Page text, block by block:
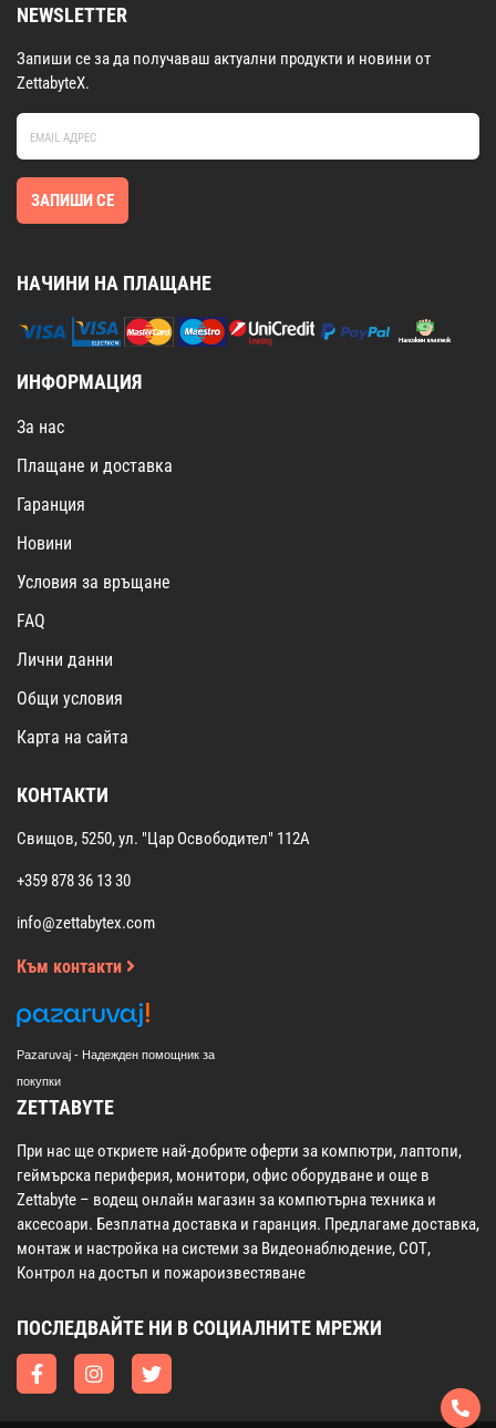
NEWSLETTER
Запиши се за да получаваш актуални продукти и новини от
ZettabyteX.
ЗАПИШИ СЕ
НАЧИНИ НА ПЛАЩАНЕ
ИНФОРМАЦИЯ
За нас
Плащане и доставка
Гаранция
Новини
Условия за връщане
FAQ
Лични данни
Общи условия
Карта на сайта
КОНТАКТИ
Свищов, 5250, ул. "Цар Освободител" 112А
+359 878 36 13 30
info@zettabytex.com
Към контакти
Pazaruvaj - Надежден помощник за
покупки
ZETTABYTE
При нас ще откриете най-добрите оферти за компютри, лаптопи,
геймърска периферия, монитори, офис оборудване и още в
Zettabyte – водещ онлайн магазин за компютърна техника и
аксесоари. Безплатна доставка и гаранция. Предлагаме доставка,
монтаж и настройка на системи за Видеонаблюдение, СОТ,
Контрол на достъп и пожароизвестяване
ПОСЛЕДВАЙТЕ НИ В СОЦИАЛНИТЕ МРЕЖИ